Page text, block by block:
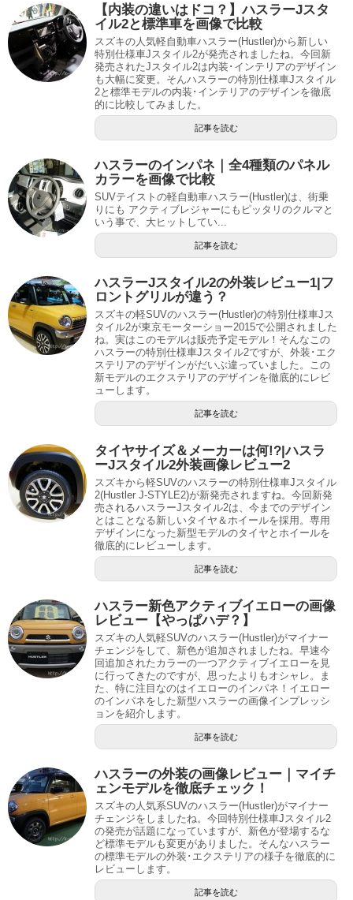
【内装の違いはドコ？】ハスラーJスタ
イル2と標準車を画像で比較
スズキの人気軽自動車ハスラー(Hustler)から新しい
特別仕様車Jスタイル2が発売されましたね。今回新
発売されたJスタイル2は内装･インテリアのデザイン
も大幅に変更。そんハスラーの特別仕様車Jスタイル
2と標準モデルの内装･インテリアのデザインを徹底
的に比較してみました。
記事を読む
ハスラーのインパネ｜全4種類のパネル
カラーを画像で比較
SUVテイストの軽自動車ハスラー(Hustler)は、街乗
りにも アクティブレジャーにもピッタリのクルマと
いう事で、大ヒットしてい...
記事を読む
ハスラーJスタイル2の外装レビュー1|フ
ロントグリルが違う？
スズキの軽SUVのハスラー(Hustler)の特別仕様車Jス
タイル2が東京モーターショー2015で公開されました
ね。実はこのモデルは販売予定モデル！そんなこの
ハスラーの特別仕様車Jスタイル2ですが、外装･エク
ステリアのデザインがだいぶ違っていました。この
新モデルのエクステリアのデザインを徹底的にレビ
ューします。
記事を読む
タイヤサイズ＆メーカーは何!?|ハスラ
ーJスタイル2外装画像レビュー2
スズキから軽SUVのハスラーの特別仕様車Jスタイル
2(Hustler J-STYLE2)が新発売されますね。今回新発
売されるハスラーJスタイル2は、今までのデザイン
とはことなる新しいタイヤ＆ホイールを採用。専用
デザインになった新型モデルのタイヤとホイールを
徹底的にレビューします。
記事を読む
ハスラー新色アクティブイエローの画像
レビュー【やっぱハデ？】
スズキの人気軽SUVのハスラー(Hustler)がマイナー
チェンジをして、新色が追加されましたね。早速今
回追加されたカラーの一つアクティブイエローを見
に行ってきたのですが、思ったよりもオシャレ。ま
た、特に注目なのはイエローのインパネ！イエロー
のインパネをした新型ハスラーの画像インプレッシ
ョンを紹介します。
記事を読む
ハスラーの外装の画像レビュー｜マイチ
ェンモデルを徹底チェック！
スズキの人気系SUVのハスラー(Hustler)がマイナー
チェンジをしましたね。今回特別仕様車Jスタイル2
の発売が話題になっていますが、新色が登場するな
ど標準モデルも変更がありました。そんなハスラー
の標準モデルの外装･エクステリアの様子を徹底的に
レビューします。
記事を読む